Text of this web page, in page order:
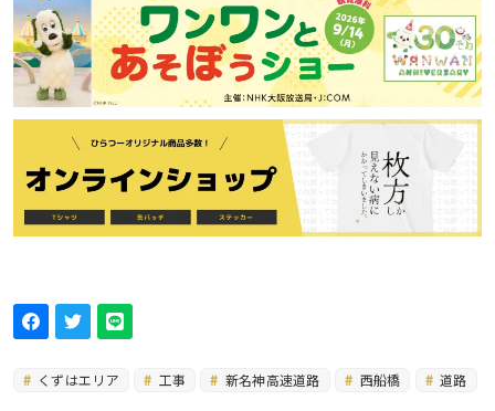
くずはエリア 工事 新名神高速道路 西船橋 道路